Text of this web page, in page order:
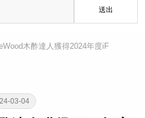
送出
木酢達人獲得2024年度iF
03-04